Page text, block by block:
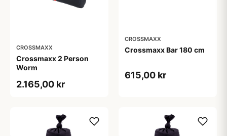
CROSSMAXX
Crossmaxx 2 Person
Worm
2.165,00 kr
CROSSMAXX
Crossmaxx Bar 180 cm
615,00 kr